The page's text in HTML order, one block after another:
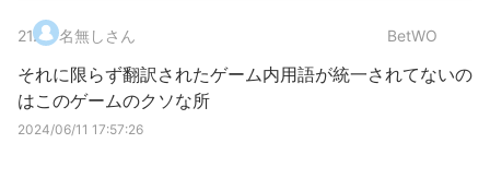
21. 名無しさん BetWO
それに限らず翻訳されたゲーム内用語が統一されてないの
はこのゲームのクソな所
2024/06/11 17:57:26